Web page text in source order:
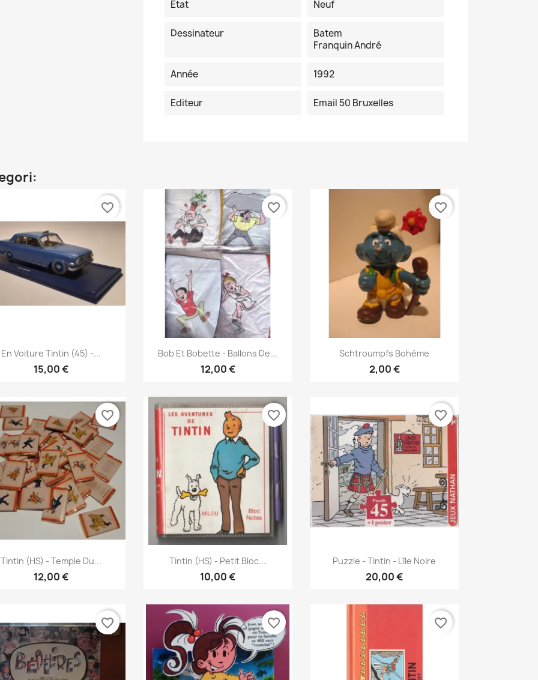
Etat
Neuf
Dessinateur
Batem
Franquin André
Année 1992
Editeur Email 50 Bruxelles
Vis her
En Voiture Tintin (45) -...
15,00 €
favorite_border
Vis her
Bob Et Bobette - Ballons De...
12,00 €
favorite_border
Vis her
Schtroumpfs Bohème
2,00 €
favorite_border
Vis her
Tintin (HS) - Temple Du...
12,00 €
favorite_border
Vis her
Tintin (HS) - Petit Bloc...
10,00 €
favorite_border
Vis her
Puzzle - Tintin - L'île Noire
20,00 €
favorite_border
favorite_border favorite_border favorite_border